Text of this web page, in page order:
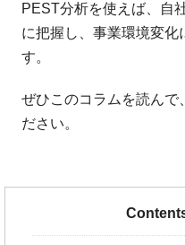
PEST分析を使えば、自
に把握し、事業環境変化
す。
ぜひこのコラムを読んで
ださい。